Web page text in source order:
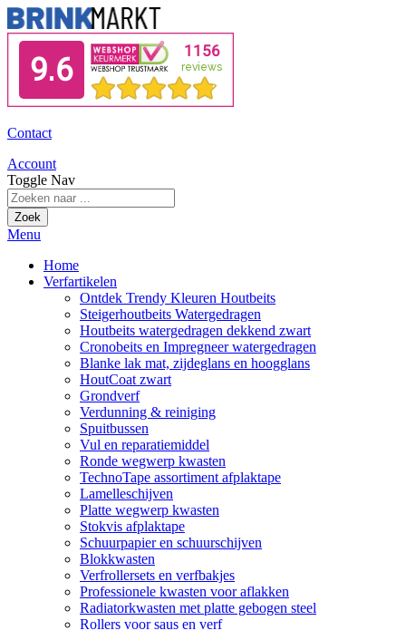
Contact
Account
Toggle Nav
Zoek
Menu
Home
Verfartikelen
Ontdek Trendy Kleuren Houtbeits
Steigerhoutbeits Watergedragen
Houtbeits watergedragen dekkend zwart
Cronobeits en Impregneer watergedragen
Blanke lak mat, zijdeglans en hoogglans
HoutCoat zwart
Grondverf
Verdunning & reiniging
Spuitbussen
Vul en reparatiemiddel
Ronde wegwerp kwasten
TechnoTape assortiment afplaktape
Lamelleschijven
Platte wegwerp kwasten
Stokvis afplaktape
Schuurpapier en schuurschijven
Blokkwasten
Verfrollersets en verfbakjes
Professionele kwasten voor aflakken
Radiatorkwasten met platte gebogen steel
Rollers voor saus en verf